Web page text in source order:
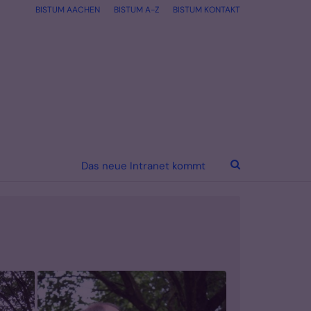
BISTUM AACHEN BISTUM A-Z BISTUM KONTAKT
Das neue Intranet kommt